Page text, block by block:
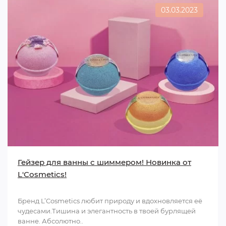
03.03.2023
Гейзер для ванны с шиммером! Новинка от
L'Cosmetics!
Бренд L’Cosmetics любит природу и вдохновляется её
чудесами.Тишина и элегантность в твоей бурлящей
ванне. Абсолютно..